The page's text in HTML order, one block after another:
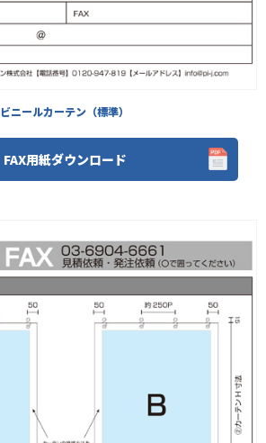
ビニールカーテン（標準）
FAX用紙ダウンロード